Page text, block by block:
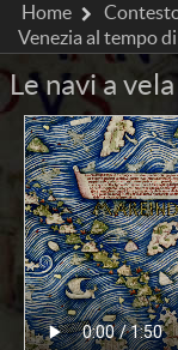
Home
Venezia al tempo
Le navi a vela